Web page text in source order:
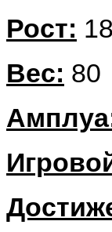
Рост:
Вес: 80